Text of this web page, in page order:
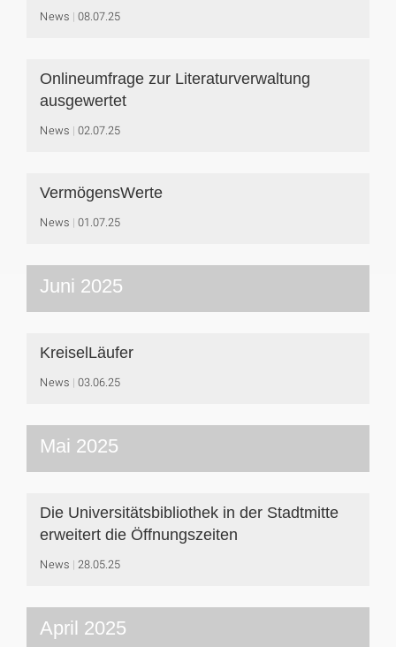
News 08.07.25
Onlineumfrage zur Literaturverwaltung
ausgewertet
News 02.07.25
VermögensWerte
News 01.07.25
Juni 2025
KreiselLäufer
News 03.06.25
Mai 2025
Die Universitätsbibliothek in der Stadtmitte
erweitert die Öffnungszeiten
News 28.05.25
April 2025